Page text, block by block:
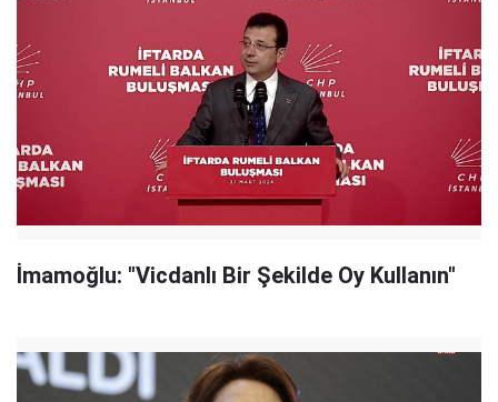
İmamoğlu: "Vicdanlı Bir Şekilde Oy Kullanın"